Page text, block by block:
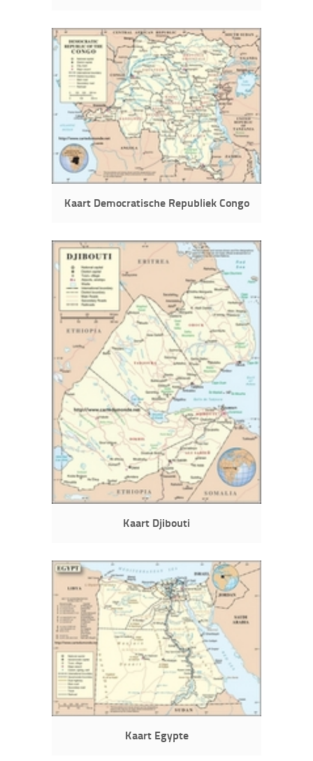
Kaart Democratische Republiek Congo
Kaart Djibouti
Kaart Egypte